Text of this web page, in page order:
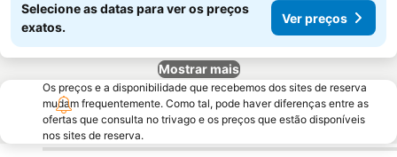
Selecione as datas para ver os preços
exatos.
Ver preços
Mostrar mais
Os preços e a disponibilidade que recebemos dos sites de reserva
mudam frequentemente. Como tal, pode haver diferenças entre as
ofertas que consulta no trivago e os preços que estão disponíveis
nos sites de reserva.